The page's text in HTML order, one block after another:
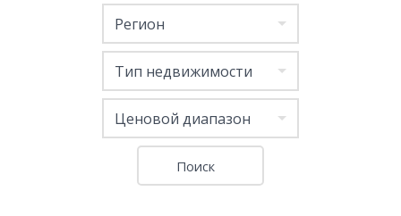
Регион
Тип недвижимости
Ценовой диапазон